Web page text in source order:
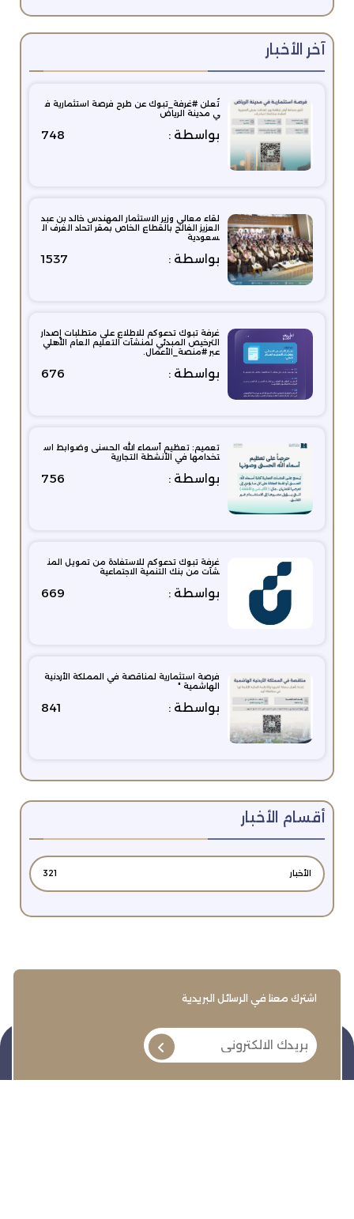
آخر الأخبار
تُعلن #غرفة_تبوك عن طرح فرصة استثمارية ف
ي مدينة الرياض
بواسطة : 748
لقاء معالي وزير الاستثمار المهندس خالد بن عبد
العزيز الفالح بالقطاع الخاص بمقر اتحاد الغرف ال
سعودية
بواسطة : 1537
غرفة تبوك تدعوكم للاطلاع على متطلبات إصدار
الترخيص المبدئي لمنشآت التعليم العام الأهلي
عبر #منصة_الأعمال.
بواسطة : 676
تعميم: تعظيم أسماء الله الحسنى وضوابط اس
تخدامها في الأنشطة التجارية
بواسطة : 756
غرفة تبوك تدعوكم للاستفادة من تمويل المن
شآت من بنك التنمية الاجتماعية
بواسطة : 669
فرصة استثمارية لمناقصة في المملكة الأردنية
الهاشمية "
بواسطة : 841
أقسام الأخبار
الأخبار 321
اشترك معنا في الرسائل البريدية